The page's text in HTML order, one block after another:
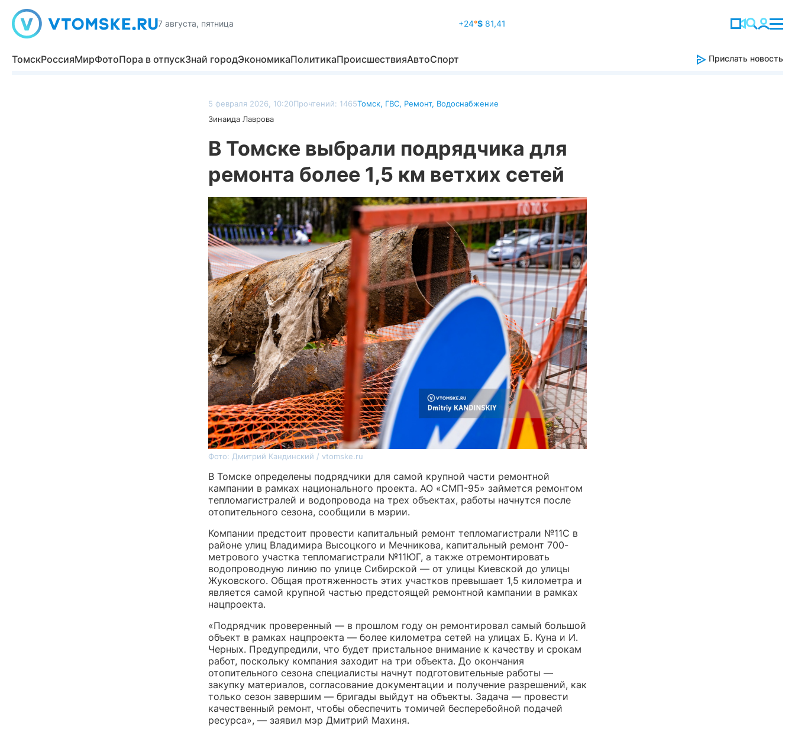
7 августа, пятница +24°$ 81,41
ТомскРоссияМирФотоПора в отпускЗнай городЭкономикаПолитикаПроисшествияАвтоСпорт Прислать новость
5 февраля 2026, 10:20Прочтений: 1465Томск, ГВС, Ремонт, Водоснабжение
Зинаида Лаврова
В Томске выбрали подрядчика для
ремонта более 1,5 км ветхих сетей
Фото: Дмитрий Кандинский / vtomske.ru
В Томске определены подрядчики для самой крупной части ремонтной
кампании в рамках национального проекта. АО «СМП-95» займется ремонтом
тепломагистралей и водопровода на трех объектах, работы начнутся после
отопительного сезона, сообщили в мэрии.
Компании предстоит провести капитальный ремонт тепломагистрали №11С в
районе улиц Владимира Высоцкого и Мечникова, капитальный ремонт 700-
метрового участка тепломагистрали №11ЮГ, а также отремонтировать
водопроводную линию по улице Сибирской — от улицы Киевской до улицы
Жуковского. Общая протяженность этих участков превышает 1,5 километра и
является самой крупной частью предстоящей ремонтной кампании в рамках
нацпроекта.
«Подрядчик проверенный — в прошлом году он ремонтировал самый большой
объект в рамках нацпроекта — более километра сетей на улицах Б. Куна и И.
Черных. Предупредили, что будет пристальное внимание к качеству и срокам
работ, поскольку компания заходит на три объекта. До окончания
отопительного сезона специалисты начнут подготовительные работы —
закупку материалов, согласование документации и получение разрешений, как
только сезон завершим — бригады выйдут на объекты. Задача — провести
качественный ремонт, чтобы обеспечить томичей бесперебойной подачей
ресурса», — заявил мэр Дмитрий Махиня.